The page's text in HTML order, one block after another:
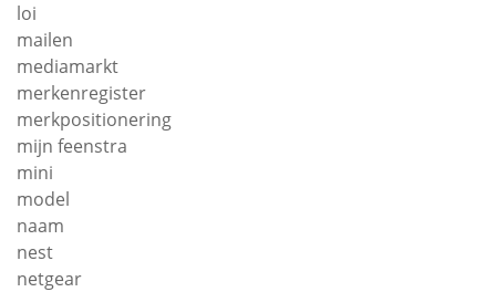
loi
mailen
mediamarkt
merkenregister
merkpositionering
mijn feenstra
mini
model
naam
nest
netgear